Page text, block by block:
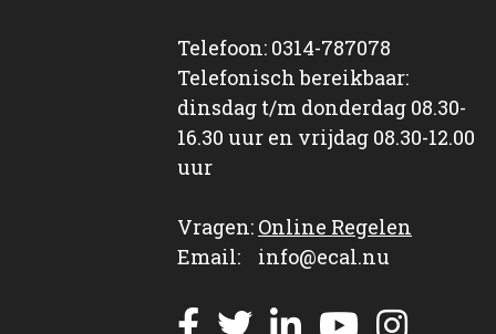
Telefoon: 0314-787078
Telefonisch bereikbaar:
dinsdag t/m donderdag 08.30-
16.30 uur en vrijdag 08.30-12.00
uur
Vragen: Online Regelen
Email: info@ecal.nu